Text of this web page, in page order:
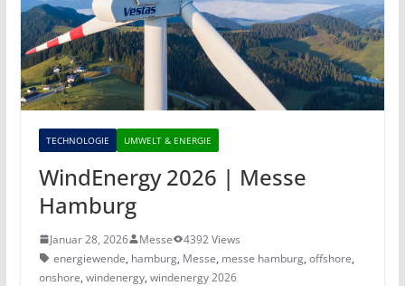
TECHNOLOGIE UMWELT & ENERGIE
WindEnergy 2026 | Messe
Hamburg
Januar 28, 2026 Messe
4392 Views
energiewende, hamburg, Messe, messe hamburg, offshore,
onshore, windenergy, windenergy 2026